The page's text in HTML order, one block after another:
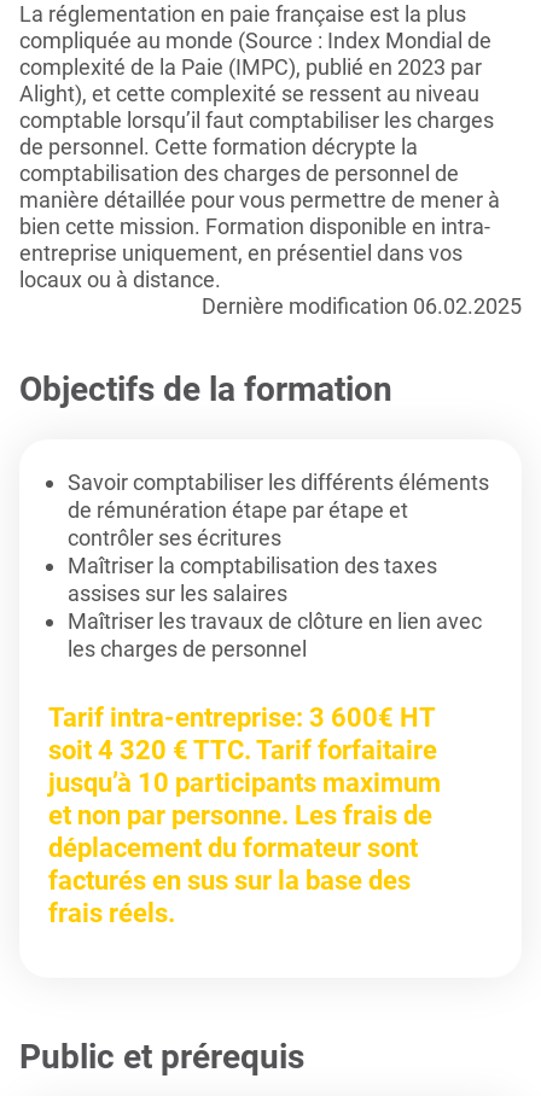
La réglementation en paie française est la plus
compliquée au monde (Source : Index Mondial de
complexité de la Paie (IMPC), publié en 2023 par
Alight), et cette complexité se ressent au niveau
comptable lorsqu’il faut comptabiliser les charges
de personnel. Cette formation décrypte la
comptabilisation des charges de personnel de
manière détaillée pour vous permettre de mener à
bien cette mission. Formation disponible en intra-
entreprise uniquement, en présentiel dans vos
locaux ou à distance.
Dernière modification 06.02.2025
Objectifs de la formation
Savoir comptabiliser les différents éléments
de rémunération étape par étape et
contrôler ses écritures
Maîtriser la comptabilisation des taxes
assises sur les salaires
Maîtriser les travaux de clôture en lien avec
les charges de personnel
Tarif intra-entreprise: 3 600€ HT
soit 4 320 € TTC. Tarif forfaitaire
jusqu’à 10 participants maximum
et non par personne. Les frais de
déplacement du formateur sont
facturés en sus sur la base des
frais réels.
Public et prérequis